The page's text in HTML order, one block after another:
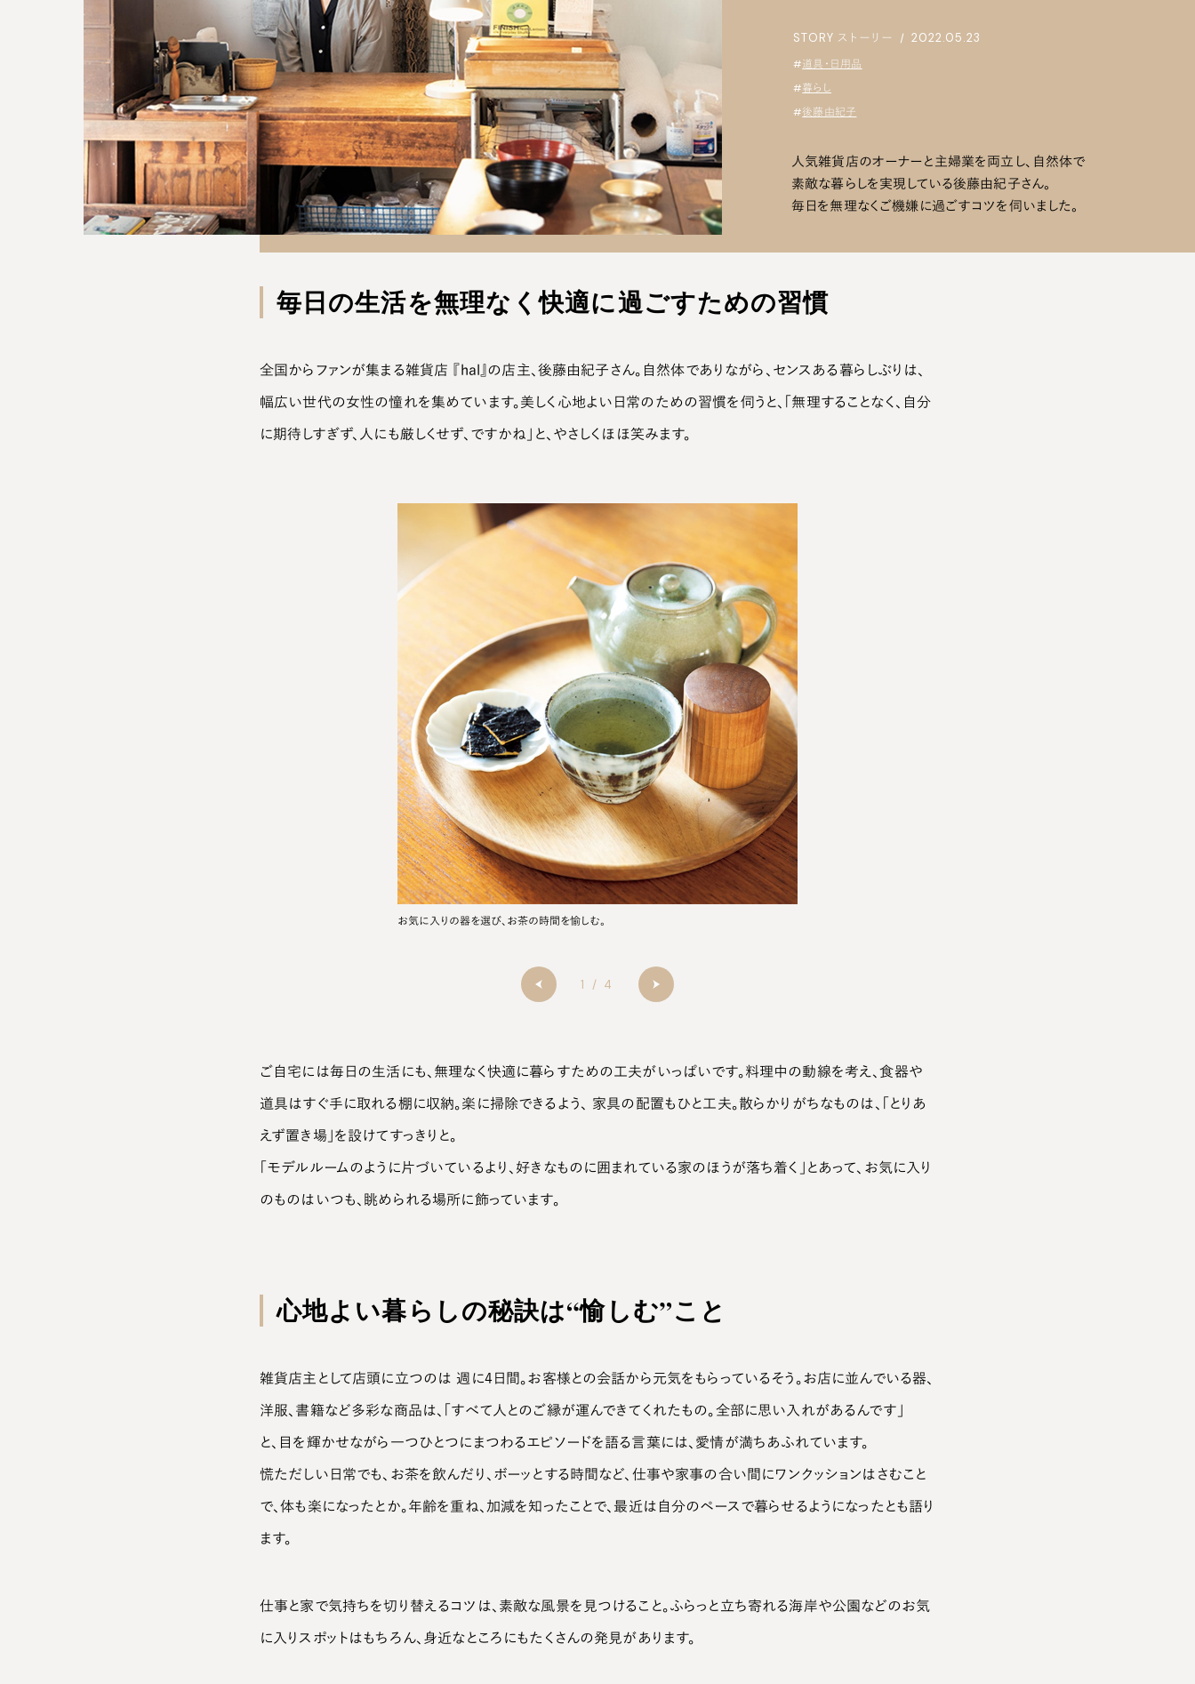
STORY ストーリー | 2022.05.23
#道具・日用品
#暮らし
#後藤由紀子
人気雑貨店のオーナーと主婦業を両立し、自然体で
素敵な暮らしを実現している後藤由紀子さん。
毎日を無理なくご機嫌に過ごすコツを伺いました。
毎日の生活を無理なく快適に過ごすための習慣
全国からファンが集まる雑貨店 『hal』の店主、後藤由紀子さん。自然体でありながら、センスある暮らしぶりは、
幅広い世代の女性の憧れを集めています。美しく心地よい日常のための習慣を伺うと、「無理することなく、自分
に期待しすぎず、人にも厳しくせず、ですかね」と、やさしくほほ笑みます。
お気に入りの器を選び、お茶の時間を愉しむ。
1 / 4
ご自宅には毎日の生活にも、無理なく快適に暮らすための工夫がいっぱいです。料理中の動線を考え、食器や
道具はすぐ手に取れる棚に収納。楽に掃除できるよう、 家具の配置もひと工夫。散らかりがちなものは、「とりあ
えず置き場」を設けてすっきりと。
「モデルルームのように片づいているより、好きなものに囲まれている家のほうが落ち着く」とあって、お気に入り
のものはいつも、眺められる場所に飾っています。
心地よい暮らしの秘訣は“愉しむ”こと
雑貨店主として店頭に立つのは 週に4日間。お客様との会話から元気をもらっているそう。お店に並んでいる器、
洋服、書籍など多彩な商品は、「すべて人とのご縁が運んできてくれたもの。全部に思い入れがあるんです」
と、目を輝かせながら一つひとつにまつわるエピソードを語る言葉には、愛情が満ちあふれています。
慌ただしい日常でも、お茶を飲んだり、ボーッとする時間など、仕事や家事の合い間にワンクッションはさむこと
で、体も楽になったとか。年齢を重ね、加減を知ったことで、最近は自分のペースで暮らせるようになったとも語り
ます。
仕事と家で気持ちを切り替えるコツは、素敵な風景を見つけること。ふらっと立ち寄れる海岸や公園などのお気
に入りスポットはもちろん、身近なところにもたくさんの発見があります。